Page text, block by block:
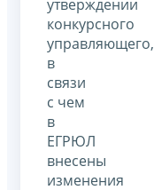
утверждении
конкурсного
управляющего,
в
связи
с чем
в
ЕГРЮЛ
внесены
изменения